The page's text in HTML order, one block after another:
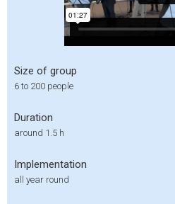
Size of group
6 to 200 people
Duration
around 1.5 h
Implementation
all year round